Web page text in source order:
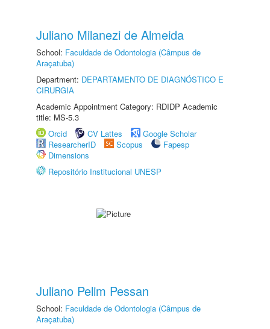
Juliano Milanezi de Almeida
School: Faculdade de Odontologia (Câmpus de
Araçatuba)
Department: DEPARTAMENTO DE DIAGNÓSTICO E
CIRURGIA
Academic Appointment Category: RDIDP Academic
title: MS-5.3
Orcid
CV Lattes
Google Scholar
ResearcherID
Scopus
Fapesp
Dimensions
Repositório Institucional UNESP
Juliano Pelim Pessan
School: Faculdade de Odontologia (Câmpus de
Araçatuba)